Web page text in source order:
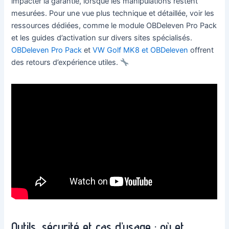
mesurées. Pour une vue plus technique et détaillée, voir les
ressources dédiées, comme le module OBDeleven Pro Pack
et les guides d’activation sur divers sites spécialisés.
OBDeleven Pro Pack etVW Golf MK8 et OBDeleven offrent
des retours d’expérience utiles.